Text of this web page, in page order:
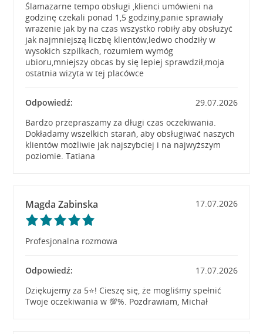
Ślamazarne tempo obsługi ,klienci umówieni na
godzinę czekali ponad 1,5 godziny,panie sprawiały
wrażenie jak by na czas wszystko robiły aby obsłużyć
jak najmniejszą liczbę klientów,ledwo chodziły w
wysokich szpilkach, rozumiem wymóg
ubioru,mniejszy obcas by się lepiej sprawdził,moja
ostatnia wizyta w tej placówce
Odpowiedź:
29.07.2026
Bardzo przepraszamy za długi czas oczekiwania.
Dokładamy wszelkich starań, aby obsługiwać naszych
klientów możliwie jak najszybciej i na najwyższym
poziomie. Tatiana
Magda Zabinska 17.07.2026
Profesjonalna rozmowa
Odpowiedź:
17.07.2026
Dziękujemy za 5⭐! Cieszę się, że mogliśmy spełnić
Twoje oczekiwania w 💯%. Pozdrawiam, Michał